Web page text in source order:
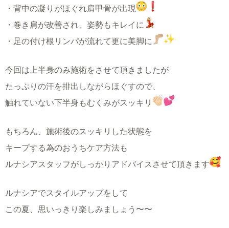
・背中の凝りがほぐれ肩甲骨が出現
・巻き肩が改善され、姿勢もキレイに
・足の付け根リンパが流れて更に美脚に
今回は上半身のみ施術をさせて頂きましたが
たっぷりの汗を排出しながらほぐすので、
触れていない下半身もむくみがスッキリ
もちろん、施術後のスッキリした状態を
キープする為のおうちケア方法も
ルナシアスタッフがしっかりアドバイスさせて頂きます
ルナシアでスタイルアップをして
この夏、思いっきり楽しみましょう〜〜